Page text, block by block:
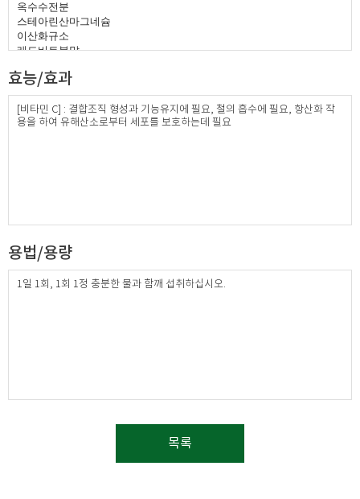
옥수수전분
스테아린산마그네슘
이산화규소
레드비트분말
가교카복시메틸셀룰로스나트륨
효능/효과
[비타민 C] : 결합조직 형성과 기능유지에 필요, 철의 흡수에 필요, 항산화 작
용을 하여 유해산소로부터 세포를 보호하는데 필요
용법/용량
1일 1회, 1회 1정 충분한 물과 함깨 섭취하십시오.
목록